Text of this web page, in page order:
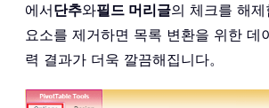
에서단추와필드 머리글의 체크를 해
요소를 제거하면 목록 변환을 위한 데
력 결과가 더욱 깔끔해집니다。